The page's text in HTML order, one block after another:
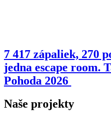
7 417 zápaliek, 270
jedna escape room.
Pohoda 2026
Naše projekty